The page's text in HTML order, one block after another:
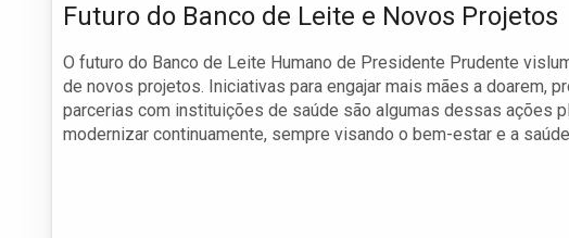
Futuro do Banco de Leite e Novos Projetos
O futuro do Banco de Leite Humano de Presidente Prudente
de novos projetos. Iniciativas para engajar mais mães a doarem,
parcerias com instituições de saúde são algumas dessas ações
modernizar continuamente, sempre visando o bem-estar e a